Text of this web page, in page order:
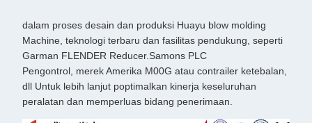
dalam proses desain dan produksi Huayu blow molding
Machine, teknologi terbaru dan fasilitas pendukung, seperti
Garman FLENDER Reducer.Samons PLC
Pengontrol, merek Amerika M00G atau contrailer ketebalan,
dll Untuk lebih lanjut poptimalkan kinerja keseluruhan
peralatan dan memperluas bidang penerimaan.